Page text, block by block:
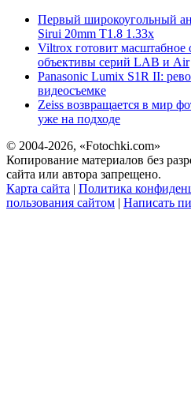
Первый широкоугольный
Sirui 20mm T1.8 1.33x
Viltrox готовит масштабное
объективы серий LAB и Air
Panasonic Lumix S1R II:
видеосъемке
Zeiss возвращается в мир
уже на подходе
© 2004-2026, «Fotochki.com»
Копирование материалов без
сайта или автора запрещено.
Карта сайта | Политика
пользования сайтом | Написать